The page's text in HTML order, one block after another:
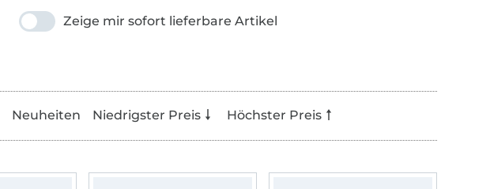
Zeige mir sofort lieferbare Artikel
Neuheiten Niedrigster Preis Höchster Preis